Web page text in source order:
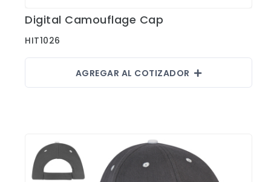
Ver Detalles
Digital Camouflage Cap
HIT1026
AGREGAR AL COTIZADOR